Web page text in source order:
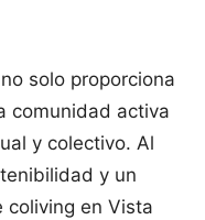
solo proporciona
comunidad activa
y colectivo. Al
y un
coliving en Vista